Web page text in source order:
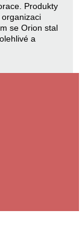
Produkty
se Orion stal
a